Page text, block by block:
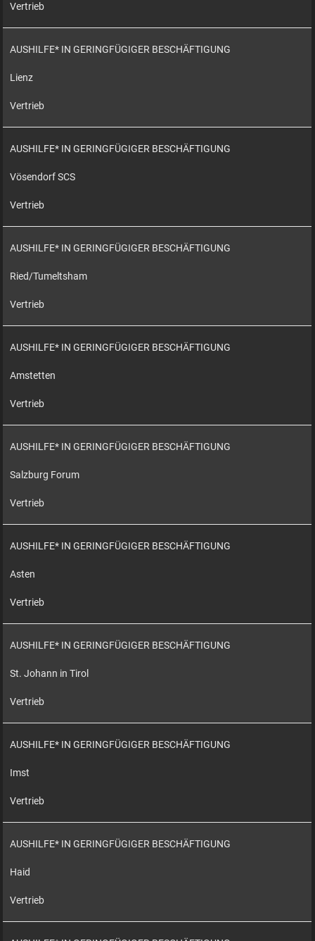
Vertrieb
AUSHILFE* IN GERINGFÜGIGER BESCHÄFTIGUNG
Lienz
Vertrieb
AUSHILFE* IN GERINGFÜGIGER BESCHÄFTIGUNG
Vösendorf SCS
Vertrieb
AUSHILFE* IN GERINGFÜGIGER BESCHÄFTIGUNG
Ried/Tumeltsham
Vertrieb
AUSHILFE* IN GERINGFÜGIGER BESCHÄFTIGUNG
Amstetten
Vertrieb
AUSHILFE* IN GERINGFÜGIGER BESCHÄFTIGUNG
Salzburg Forum
Vertrieb
AUSHILFE* IN GERINGFÜGIGER BESCHÄFTIGUNG
Asten
Vertrieb
AUSHILFE* IN GERINGFÜGIGER BESCHÄFTIGUNG
St. Johann in Tirol
Vertrieb
AUSHILFE* IN GERINGFÜGIGER BESCHÄFTIGUNG
Imst
Vertrieb
AUSHILFE* IN GERINGFÜGIGER BESCHÄFTIGUNG
Haid
Vertrieb